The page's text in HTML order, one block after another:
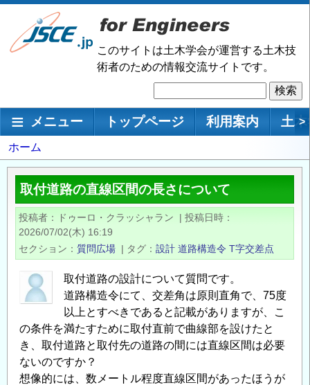
メ
ン
移
このサイトは土木学会が運営する土木技
術者のための情報交流サイトです。
索
メインナビゲーション
メニュー トップページ 利用案内 土 >
パ
ン
く
ず
ホーム
取付道路の直線区間の長さについて
投稿者 ドゥーロ・クラッシャラン | 投稿日時
2026/07/02(木) 16:19
セクション
質問広場 | タグ 設計 道路構造令 T字交差点
取付道路の設計について質問です。
道路構造令にて、交差角は原則直角で、75度
以上とすべきであると記載がありますが、こ
の条件を満たすために取付直前で曲線部を設けたと
き、取付道路と取付先の道路の間には直線区間は必要
ないのですか？
想像的には、数メートル程度直線区間があったほうが